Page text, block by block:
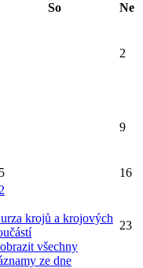
So Ne
2
9
16
krojů a krojových
všechny
ze dne
23